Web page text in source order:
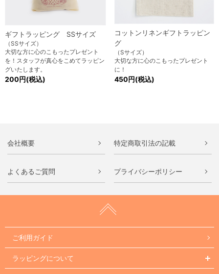
ギフトラッピング SSサイズ
（SSサイズ）
大切な方に心のこもったプレゼント
を！スタッフが真心をこめてラッピン
グいたします。
200円(税込)
コットンリネンギフトラッピン
グ
（Sサイズ）
大切な方に心のこもったプレゼント
に！
450円(税込)
会社概要 特定商取引法の記載
よくあるご質問 プライバシーポリシー
ご利用ガイド
ラッピングについて